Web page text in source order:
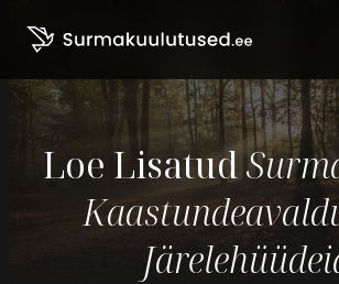
Liigu sisu juurde
Loe Lisatud